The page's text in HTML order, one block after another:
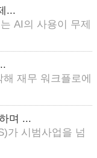
...
AI의 사용이 무제
재무 워크플로에
며 ...
가 시범사업을 넘